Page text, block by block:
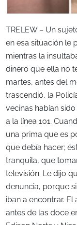
TRELEW – Un
en esa situación le
mientras la
dinero que ella no
martes, antes del
trascendió, la
vecinas habían
a la línea 101.
una prima que es
que debía hacer;
tranquila, que
televisión. Le dijo
denuncia, porque
iban a encontrar.
antes de las doce